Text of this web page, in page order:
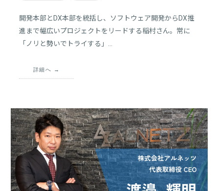
開発本部とDX本部を統括し、ソフトウェア開発からDX推
進まで幅広いプロジェクトをリードする稲村さん。常に
「ノリと勢いでトライする」…
詳細へ